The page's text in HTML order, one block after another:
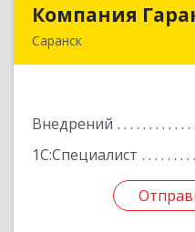
Компания
Саранск
Внедрений
1С:Специалист